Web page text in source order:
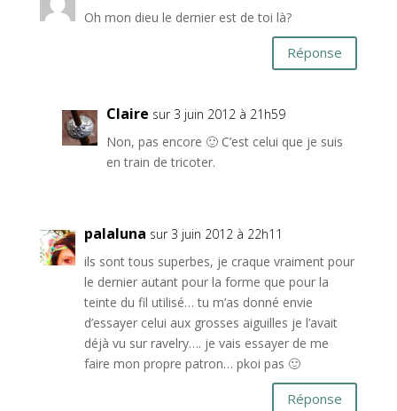
Oh mon dieu le dernier est de toi là?
Réponse
Claire sur 3 juin 2012 à 21h59
Non, pas encore 🙂 C’est celui que je suis
en train de tricoter.
palaluna sur 3 juin 2012 à 22h11
ils sont tous superbes, je craque vraiment pour
le dernier autant pour la forme que pour la
teinte du fil utilisé… tu m’as donné envie
d’essayer celui aux grosses aiguilles je l’avait
déjà vu sur ravelry…. je vais essayer de me
faire mon propre patron… pkoi pas 🙂
Réponse